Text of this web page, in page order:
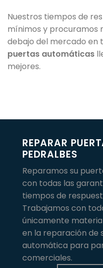
Nuestros tiempos de
mínimos y procuramos
debajo del mercado en
puertas automáticas
mejores.
REPARAR
PEDRALBES
Reparamos su
con todas las
tiempos de
Trabajamos con
únicamente
en la reparación de
automática para
comerciales.